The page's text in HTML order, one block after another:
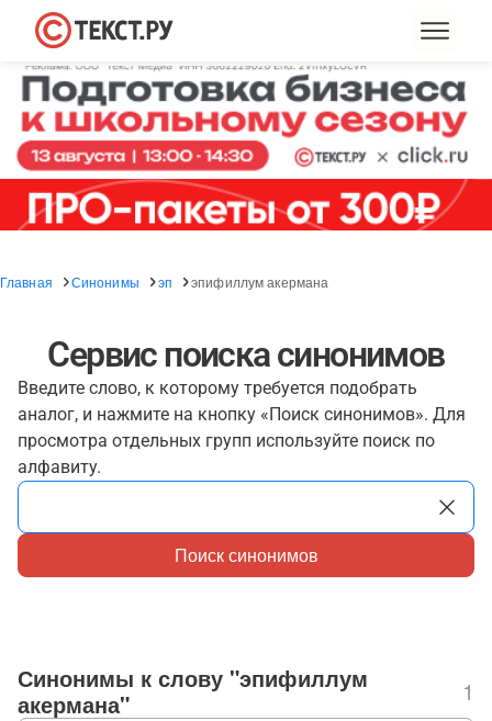
Главная Синонимы эп эпифиллум акермана
Сервис поиска синонимов
Введите слово, к которому требуется подобрать
аналог, и нажмите на кнопку «Поиск синонимов». Для
просмотра отдельных групп используйте поиск по
алфавиту.
Поиск синонимов
Синонимы к слову "эпифиллум
акермана"
1